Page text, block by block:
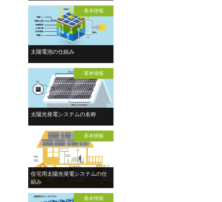
基本情報
太陽電池の仕組み
基本情報
太陽光発電システムの名称
基本情報
住宅用太陽光発電システムの仕
組み
基本情報